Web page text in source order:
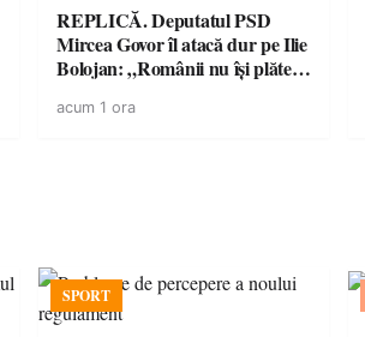
REPLICĂ. Deputatul PSD
Mircea Govor îl atacă dur pe Ilie
Bolojan: „Românii nu își plătesc
economici”
acum 1 ora
SPORT